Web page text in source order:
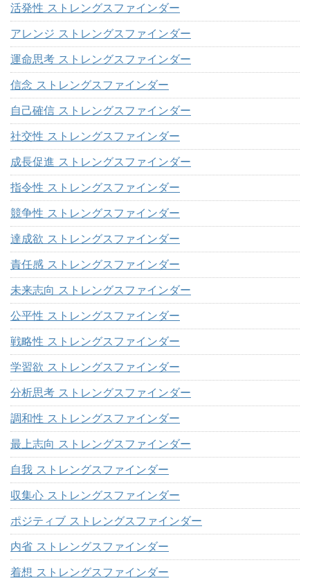
活発性 ストレングスファインダー
アレンジ ストレングスファインダー
運命思考 ストレングスファインダー
信念 ストレングスファインダー
自己確信 ストレングスファインダー
社交性 ストレングスファインダー
成長促進 ストレングスファインダー
指令性 ストレングスファインダー
競争性 ストレングスファインダー
達成欲 ストレングスファインダー
責任感 ストレングスファインダー
未来志向 ストレングスファインダー
公平性 ストレングスファインダー
戦略性 ストレングスファインダー
学習欲 ストレングスファインダー
分析思考 ストレングスファインダー
調和性 ストレングスファインダー
最上志向 ストレングスファインダー
自我 ストレングスファインダー
収集心 ストレングスファインダー
ポジティブ ストレングスファインダー
内省 ストレングスファインダー
着想 ストレングスファインダー